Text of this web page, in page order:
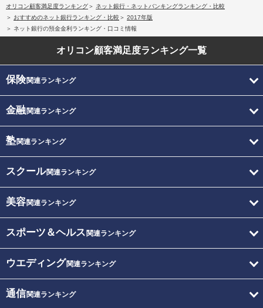
オリコン顧客満足度ランキング
ネット銀行・ネットバンキングランキング・比較
おすすめのネット銀行ランキング・比較
2017年版
ネット銀行の預金金利ランキング・口コミ情報
オリコン顧客満足度ランキング一覧
保険関連ランキング
金融関連ランキング
塾関連ランキング
スクール関連ランキング
美容関連ランキング
スポーツ＆ヘルス 関連ランキング
ウエディング関連ランキング
通信関連ランキング